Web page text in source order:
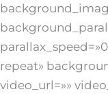
repeat»
video_url=»»